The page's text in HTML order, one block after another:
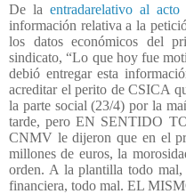
De laentradarelativo al
información relativa a la
los datos económicos del
sindicato, “Lo que hoy fue
debió entregar esta
acreditar el perito de CSICA
la parte social (23/4) por la
tarde, pero EN SENTIDO
CNMV le dijeron que en el
millones de euros, la
orden. A la plantilla todo
financiera, todo mal. EL